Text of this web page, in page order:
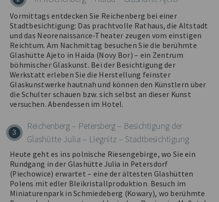
Vormittags entdecken Sie Reichenberg bei einer
Stadtbesichtigung: Das prachtvolle Rathaus, die Altstadt
und das Neorenaissance-Theater zeugen vom einstigen
Reichtum. Am Nachmittag besuchen Sie die berühmte
Glashütte Ajeto in Haida (Novy Bor) – ein Zentrum
böhmischer Glaskunst. Bei der Besichtigung der
Werkstatt erleben Sie die Herstellung feinster
Glaskunstwerke hautnah und können den Künstlern über
die Schulter schauen bzw. sich selbst an dieser Kunst
versuchen. Abendessen im Hotel.
3
Reichenberg – Petersberg – Besichtigung der
Glashütte Julia – Liegnitz – Stadtbesichtigung
Heute geht es ins polnische Riesengebirge, wo Sie ein
Rundgang in der Glashütte Julia in Petersdorf
(Piechowice) erwartet – eine der ältesten Glashütten
Polens mit edler Bleikristallproduktion. Besuch im
Miniaturenpark in Schmiedeberg (Kowary), wo berühmte